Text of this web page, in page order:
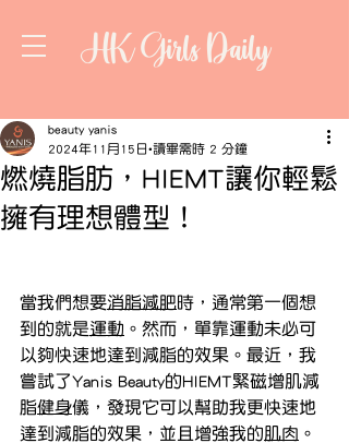
HK Girls Daily
燃燒脂肪，HIEMT讓你輕鬆
擁有理想體型！
beauty yanis
2024年11月15日 讀畢需時 2 分鐘
當我們想要消脂減肥時，通常第一個想
到的就是運動 。然而，單靠運動未必可
以夠快速地達到減脂的效果。最近，我
嘗試了Yanis Beauty的HIEMT緊磁增肌減
脂健身儀，發現它可以幫助我更快速地
達到減脂的效果，並且增強我的肌肉 。